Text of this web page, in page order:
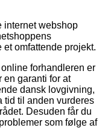
internet webshop
et omfattende projekt.
forhandleren er
en garanti for at
dansk lovgivning,
tid til anden vurderes
Desuden får du
som følge af